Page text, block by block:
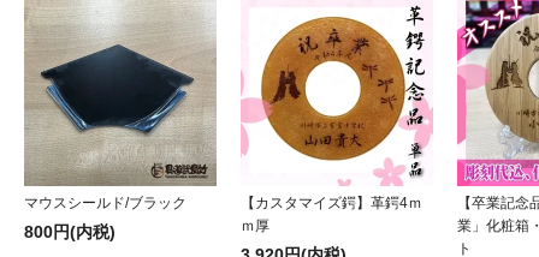
マウスシールド/ブラック
800円(内税)
【カスタマイズ鍔】革鍔4ｍ
ｍ厚
【卒業記念
業」化粧箱
ト